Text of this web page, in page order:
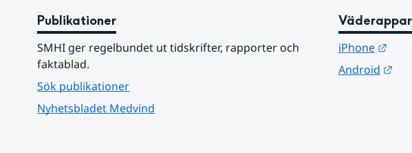
Publikationer
SMHI ger regelbundet ut tidskrifter, rapporter och
faktablad.
Sök publikationer
Nyhetsbladet Medvind
Väderappar
iPhone
Android